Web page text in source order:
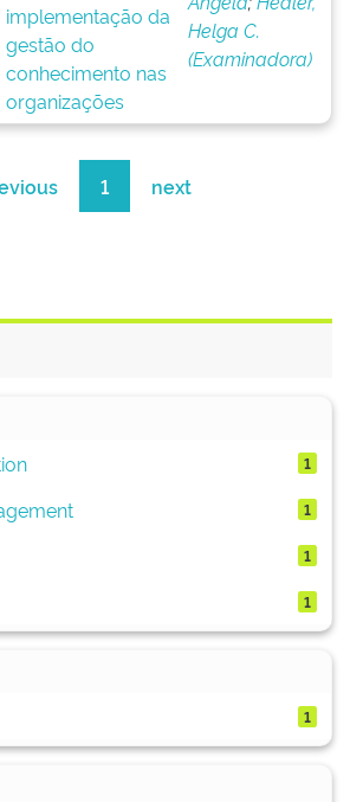
implementação da
gestão do
conhecimento nas
organizações
Helga C.
(Examinadora)
1 next
1
1
1
1
1